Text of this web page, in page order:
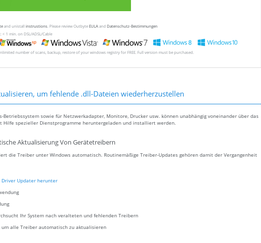
and unistallinstrustions . Please review OutbyteEULAandDatenschutz-Bestimmungen
1 min. on DSL/ADSL/Cable
number of scans, backup, restore of your windows registry for FREE. Full version must be purchased.
um fehlende .dll-Dateien wiederherzustellen
Betriebssystem sowie für Netzwerkadapter, Monitore, Drucker usw. können unabhängig voneinander über das
Hilfe spezieller Dienstprogramme heruntergeladen und installiert werden.
Aktualisierung Von Gerätetreibern
die Treiber unter Windows automatisch. Routinemäßige Treiber-Updates gehören damit der Vergangenheit
Driver Updater herunter
Ihr System nach veralteten und fehlenden Treibern
um alle Treiber automatisch zu aktualisieren